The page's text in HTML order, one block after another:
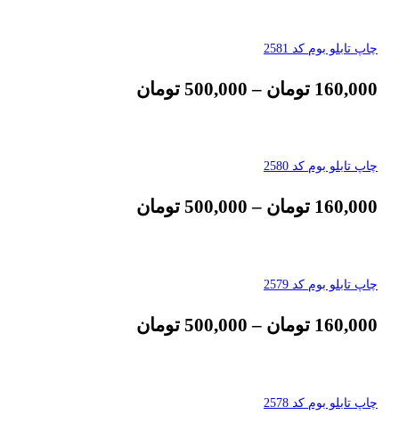
چاپ تابلو بوم کد 2581
160,000 تومان –
500,000 تومان
چاپ تابلو بوم کد 2580
160,000 تومان –
500,000 تومان
چاپ تابلو بوم کد 2579
160,000 تومان –
500,000 تومان
چاپ تابلو بوم کد 2578